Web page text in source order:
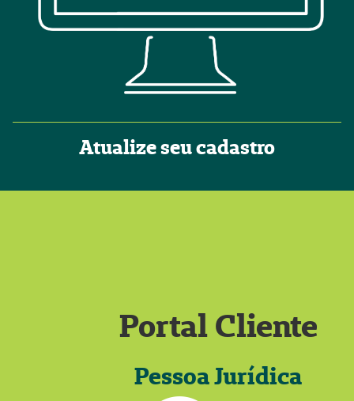
Atualize seu cadastro
Portal Cliente
Pessoa Jurídica